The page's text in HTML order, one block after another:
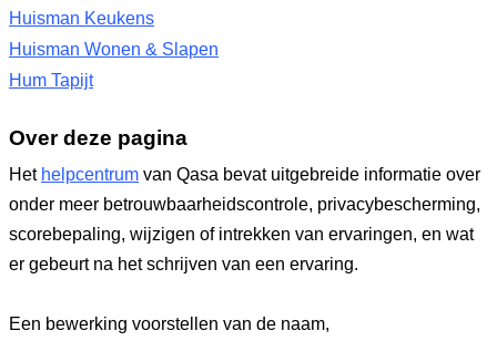
Huisman Keukens
Huisman Wonen & Slapen
Hum Tapijt
Over deze pagina
Het helpcentrum van Qasa bevat uitgebreide informatie over
onder meer betrouwbaarheidscontrole, privacybescherming,
scorebepaling, wijzigen of intrekken van ervaringen, en wat
er gebeurt na het schrijven van een ervaring.
Een bewerking voorstellen van de naam,